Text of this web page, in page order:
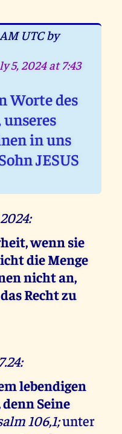
UTC by
5, 2024 at 7:43
Worte des
in uns
JESUS
wenn sie
die Menge
nicht an,
Recht zu
lebendigen
Seine
106,1;unter